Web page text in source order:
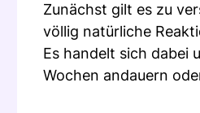
Zunächst gilt es zu
völlig natürliche
Es handelt sich dabei
Wochen andauern